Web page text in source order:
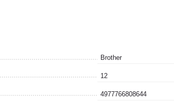
Brother
12
4977766808644